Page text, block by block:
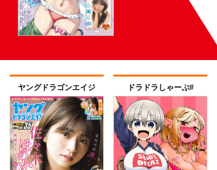
ヤングドラゴンエイジ ドラドラ しゃーぷ#